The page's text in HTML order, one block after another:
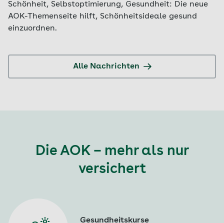
Schönheit, Selbstoptimierung, Gesundheit: Die neue
AOK-Themenseite hilft, Schönheitsideale gesund
einzuordnen.
Alle Nachrichten
Die AOK – mehr als nur
versichert
Gesundheitskurse